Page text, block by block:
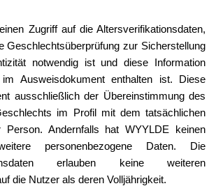
Zugriff auf die Altersverifikationsdaten,
Geschlechtsüberprüfung zur Sicherstellung
notwendig ist und diese Information
Ausweisdokument enthalten ist. Diese
ausschließlich der Übereinstimmung des
im Profil mit dem tatsächlichen
Person. Andernfalls hat WYYLDE keinen
personenbezogene Daten. Die
erlauben keine weiteren
die Nutzer als deren Volljährigkeit.